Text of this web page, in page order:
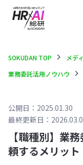
SOKUDAN TOP chevron_right メデ
業務委託活用ノウハウ chevron_right
公開日：2025.01.30
最終更新日：
【職種別】業
頼するメリッ